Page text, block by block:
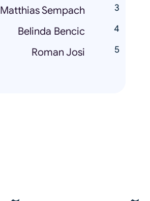
Matthias Sempach
Belinda Bencic
Roman Josi